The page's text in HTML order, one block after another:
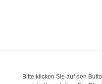
Bitte klicken Sie auf den